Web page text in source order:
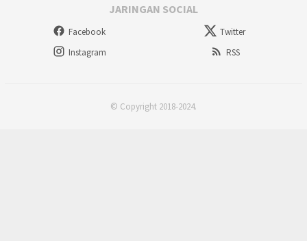
JARINGAN SOCIAL
Facebook
Twitter
Instagram
RSS
© Copyright 2018-2024.